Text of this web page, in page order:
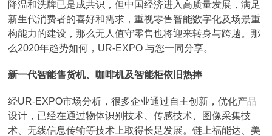
降温和洗牌已是成共识，但中国经济进入高质量发展，满足
新生代消费者的喜好和需求，重视零售智能数字化及场景重
构能力的建设，那么无人值守零售也将迎来转身与跨越。那
么2020年趋势如何，UR-EXPO 与您一同分享。
新一代智能售货机、咖啡机及智能柜依旧热捧
经UR-EXPO市场分析，很多企业通过自主创新，优化产品
设计，已经在通过物体识别技术、传感技术、图像采集技
术、无线信息传输等技术上取得长足发展。链上福能达、美